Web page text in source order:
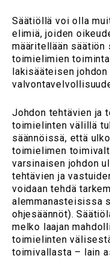
Säätiöllä voi olla
elimiä, joiden
määritellään säätiön
toimielimien
lakisääteisen
Johdon tehtävien ja
toimielinten välillä
säännöissä, että
toimielimen
varsinaisen johdon
tehtävien ja
voidaan tehdä
alemmanasteisissa
ohjesäännöt).
melko laajan
toimielinten
toimivallasta – lain